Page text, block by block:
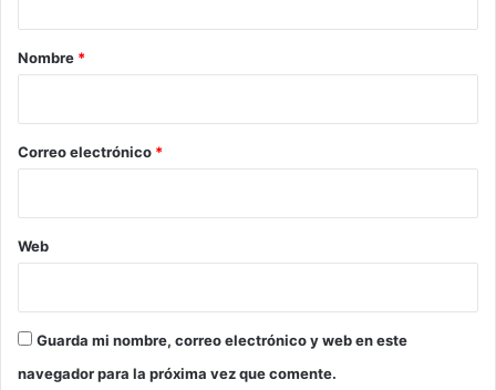
r
*
Nombre *
Correo electrónico *
Web
Guarda mi nombre, correo electrónico y web en este
navegador para la próxima vez que comente.